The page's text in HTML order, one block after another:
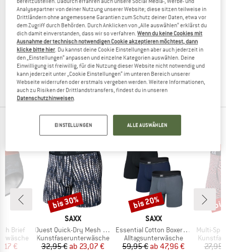
SAXX
Multi-Sport Mesh Boxer Brief Fly 2-Pack
Kunstfaserunterwäsche
44,95 €31,47 €
5,0(1)
SAXX
Smooth Flex Light Compression
Kunstfaserunterwäsche
38,95 € 27,27 €
1,0(1)
TOP PRODUKTE DEINER LIEBLINGSMARKEN
Brief
Preis
€
MARKE
SAXX
Artikel
Quest Quick-Dry Mesh Boxer Brief Fly 6''
Produktgruppe
Kunstfaserunterwäsche
Preis
32,95 € reduzierter Preis
ab 23,07 €
Rabatt
bis 30%
MARKE
SAXX
Artikel
Essential Cotton Boxer Brief Fly 3-Pack
Produktgruppe
Alltagsunterwäsche
Preis
59,95 € reduzierter Preis
ab 47,96 €
Rabatt
bis 20%
Artikel
Multi-Sport
27,95
Analysepartner von deiner Nutzung unserer Website; diese sitzen teilweise in
Drittländern ohne angemessene Garantien zum Schutz deiner Daten, etwa vor
dem Zugriff durch Behörden. Durch Anklicken von „Alle auswählen“ erklärst du
dich damit einverstanden, dass wir so verfahren.Wenn du keine Cookies mit
Ausnahme der technisch notwendigen Cookie akzeptieren möchtest, dann
klicke bitte hier. Du kannst deine Cookie Einstellungen aber auch jederzeit in
den „Einstellungen“ anpassen und einzelne Kategorien auswählen. Deine
Einwilligung ist freiwillig, für die Nutzung dieser Website nicht notwendig und
kann jederzeit unter „Cookie Einstellungen“ im unteren Bereich unserer
Webseite widerrufen oder erstmals vergeben werden. Weitere Informationen,
auch zu Risiken der Drittlandstransfers, findest du in unseren
Datenschutzhinweisen.
EINSTELLUNGEN ALLE AUSWÄHLEN